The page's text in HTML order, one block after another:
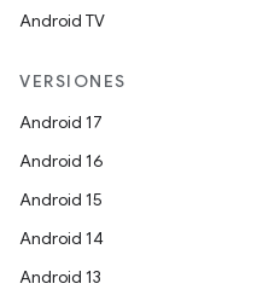
Android TV
VERSIONES
Android 17
Android 16
Android 15
Android 14
Android 13